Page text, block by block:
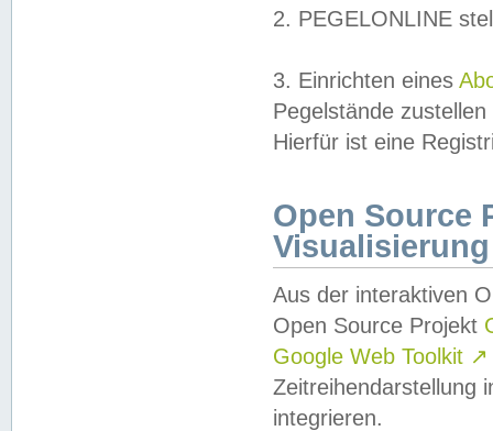
2. PEGELONLINE
3. Einrichten eines
Pegelstände
Hierfür ist eine
Open Source
Visualisierung
Aus der interaktiven
Open Source Projekt
Google Web Toolkit ↗
Zeitreihendarstellung
integrieren.